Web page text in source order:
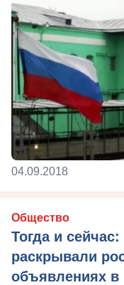
04.09.2018
Общество
Тогда и
раскрывали
объявлениях